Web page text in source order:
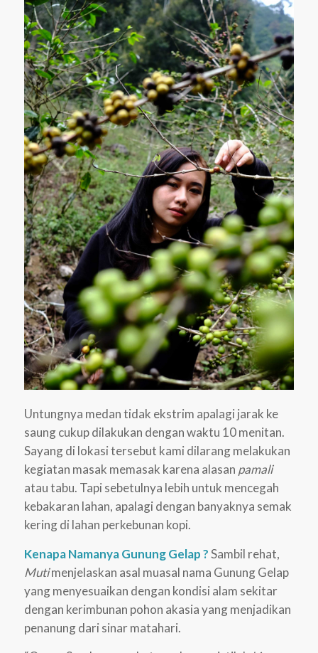
Untungnya medan tidak ekstrim apalagi jarak ke
saung cukup dilakukan dengan waktu 10 menitan.
Sayang di lokasi tersebut kami dilarang melakukan
kegiatan masak memasak karena alasan pamali
atau tabu. Tapi sebetulnya lebih untuk mencegah
kebakaran lahan, apalagi dengan banyaknya semak
kering di lahan perkebunan kopi.
Kenapa Namanya Gunung Gelap ?Sambil rehat,
Mutimenjelaskan asal muasal nama Gunung Gelap
yang menyesuaikan dengan kondisi alam sekitar
dengan kerimbunan pohon akasia yang menjadikan
penanung dari sinar matahari.